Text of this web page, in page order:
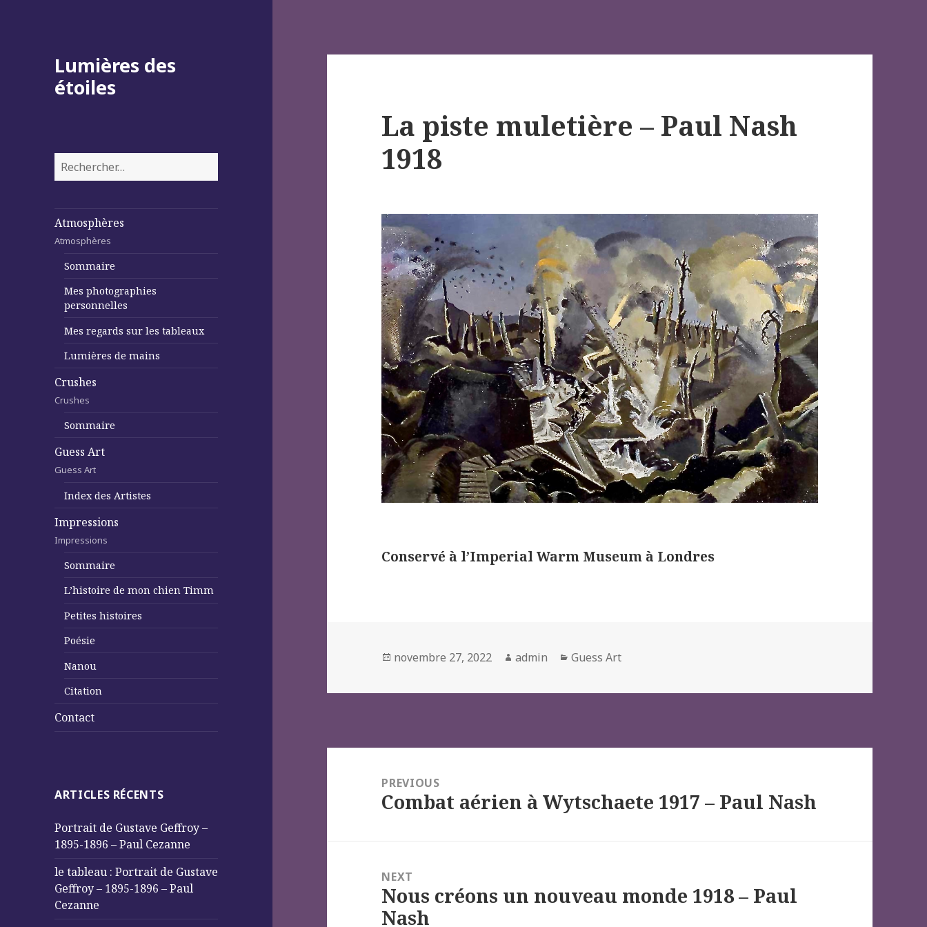
Lumières des
étoiles
Rechercher :
Atmosphères
Atmosphères
Sommaire
Mes photographies
personnelles
Mes regards sur les tableaux
Lumières de mains
Crushes
Crushes
Sommaire
Guess Art
Guess Art
Index des Artistes
Impressions
Impressions
Sommaire
L’histoire de mon chien Timm
Petites histoires
Poésie
Nanou
Citation
Contact
ARTICLES RÉCENTS
Portrait de Gustave Geffroy –
1895-1896 – Paul Cezanne
le tableau : Portrait de Gustave
Geffroy – 1895-1896 – Paul
Cezanne
La piste muletière – Paul Nash
1918
Conservé à l’Imperial Warm Museum à Londres
Posted
novembre 27, 2022 Author
admin Categories
Guess Art
l’article
PREVIOUS
Previous
Combat aérien à Wytschaete 1917 – Paul Nash
NEXT
Next
post:
Nous créons un nouveau monde 1918 – Paul
Nash